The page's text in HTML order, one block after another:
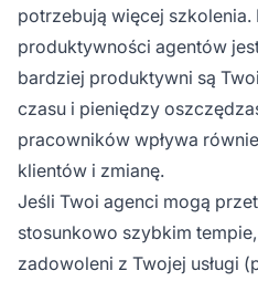
potrzebują więcej
produktywności agentów
bardziej produktywni są
czasu i pieniędzy
pracowników wpływa
klientów i zmianę.
Jeśli Twoi agenci mogą
stosunkowo szybkim
zadowoleni z Twojej usługi